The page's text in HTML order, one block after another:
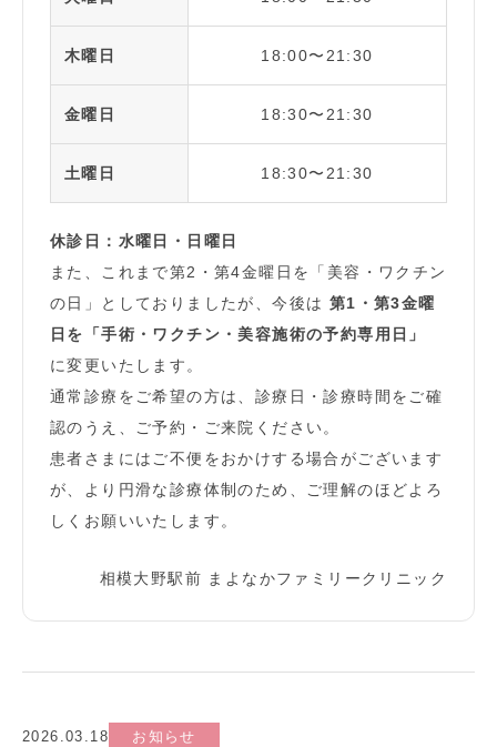
木曜日 18:00〜21:30
金曜日 18:30〜21:30
土曜日 18:30〜21:30
休診日：水曜日・日曜日
また、これまで第2・第4金曜日を「美容・ワクチン
の日」としておりましたが、今後は 第1・第3金曜
日を「手術・ワクチン・美容施術の予約専用日」
に変更いたします。
通常診療をご希望の方は、診療日・診療時間をご確
認のうえ、ご予約・ご来院ください。
患者さまにはご不便をおかけする場合がございます
が、より円滑な診療体制のため、ご理解のほどよろ
しくお願いいたします。
相模大野駅前 まよなかファミリークリニック
2026.03.18 お知らせ